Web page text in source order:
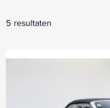
5 resultaten